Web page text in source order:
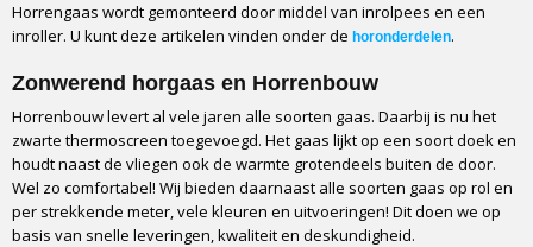
Horrengaas wordt gemonteerd door middel van inrolpees en een
inroller. U kunt deze artikelen vinden onder de horonderdelen.
Zonwerend horgaas en Horrenbouw
Horrenbouw levert al vele jaren alle soorten gaas. Daarbij is nu het
zwarte thermoscreen toegevoegd. Het gaas lijkt op een soort doek en
houdt naast de vliegen ook de warmte grotendeels buiten de door.
Wel zo comfortabel! Wij bieden daarnaast alle soorten gaas op rol en
per strekkende meter, vele kleuren en uitvoeringen! Dit doen we op
basis van snelle leveringen, kwaliteit en deskundigheid.